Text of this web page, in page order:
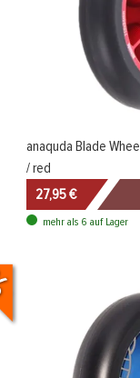
anaquda Blade
/ red
27,95 €
mehr als 6 auf Lager